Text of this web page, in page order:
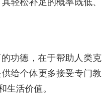
轻松补足的概率既低、
功德，在于帮助人类克
给个体更多接受专门教
生活价值。